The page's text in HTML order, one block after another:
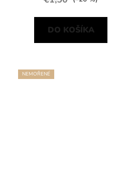
DO KOŠÍKA
NEMOŘENÉ